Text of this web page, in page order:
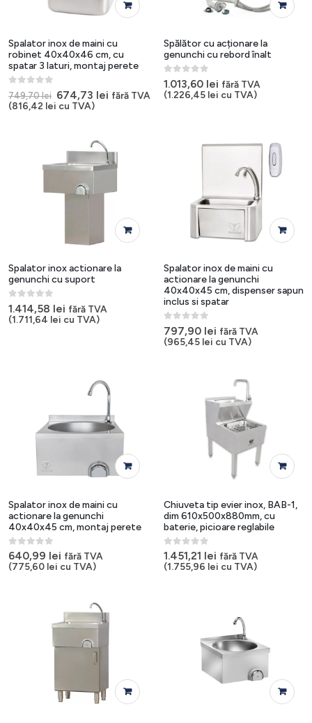
Spalator inox de maini cu
robinet 40x40x46 cm, cu
spatar 3 laturi, montaj perete
0 out of 5
749,70lei Prețul
inițial
674,73 leiPrețul
fără TVA
(816,42 lei cu TVA)
Spălător cu acționare la
genunchi cu rebord înalt
0 out of 5
1.013,60 lei fără TVA
(1.226,45 lei cu TVA)
Spalator inox actionare la
genunchi cu suport
0 out of 5
1.414,58 lei fără TVA
(1.711,64 lei cu TVA)
Spalator inox de maini cu
actionare la genunchi
40x40x45 cm, dispenser sapun
inclus si spatar
0out of 5
797,90 lei fără TVA
(965,45 lei cu TVA)
Spalator inox de maini cu
actionare la genunchi
40x40x45 cm, montaj perete
0out of 5
640,99 lei fără TVA
(775,60 lei cu TVA)
Chiuveta tip evier inox, BAB-1,
dim 610x500x880mm, cu
baterie, picioare reglabile
0 out of 5
1.451,21 lei fără TVA
(1.755,96 lei cu TVA)